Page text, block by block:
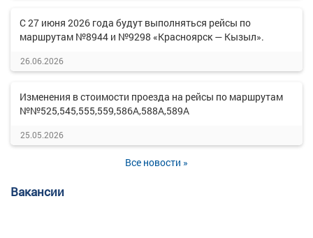
С 27 июня 2026 года будут выполняться рейсы по
маршрутам №8944 и №9298 «Красноярск — Кызыл».
26.06.2026
Изменения в стоимости проезда на рейсы по маршрутам
№№525,545,555,559,586А,588А,589А
25.05.2026
Все новости »
Вакансии